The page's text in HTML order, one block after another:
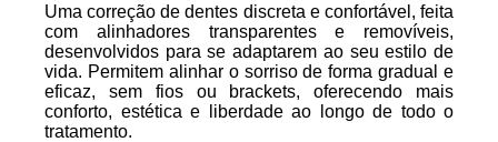
Uma correção de dentes discreta e confortável, feita
com alinhadores transparentes e removíveis,
desenvolvidos para se adaptarem ao seu estilo de
vida. Permitem alinhar o sorriso de forma gradual e
eficaz, sem fios ou brackets, oferecendo mais
conforto, estética e liberdade ao longo de todo o
tratamento.